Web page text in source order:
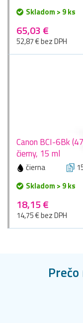
Skladom > 9 ks
65,03 €
52,87 € bez DPH
Canon BCI-6Bk
čierny, 15 ml
čierna
Skladom > 9 ks
18,15 €
14,75 € bez DPH
Prečo